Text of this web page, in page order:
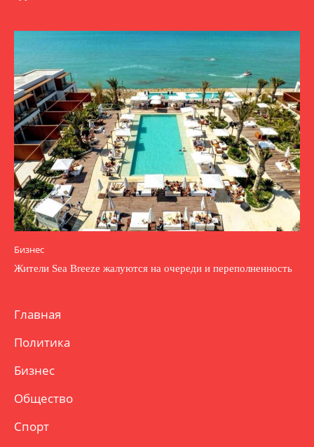
Бизнес
Жители Sea Breeze жалуются на очереди и переполненность
Главная
Политика
Бизнес
Общество
Спорт